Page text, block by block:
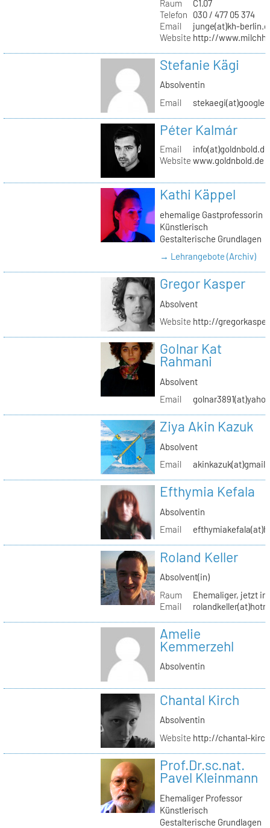
Raum
C1.07
Telefon
030 / 477 05 374
Email
junge(at)kh-
Website http://
Stefanie Kägi
Absolventin
Email
Péter Kalmár
Email
info(at)goldnbold.de
Website www.goldnbold.de
Kathi Käppel
ehemalige Gastprofessorin
Künstlerisch
Gestalterische Grundlagen
→ Lehrangebote (Archiv)
Gregor Kasper
Absolvent
Website http://
Golnar Kat
Rahmani
Absolvent
Email
Ziya Akin Kazuk
Absolvent
Email
Efthymia Kefala
Absolventin
Email
Roland Keller
Absolvent(in)
Raum
Ehemaliger, jetzt in
Email
Amelie
Kemmerzehl
Absolventin
Chantal Kirch
Absolventin
Website http://chantal-
Prof.Dr.sc.nat.
Pavel Kleinmann
Ehemaliger Professor
Künstlerisch
Gestalterische Grundlagen